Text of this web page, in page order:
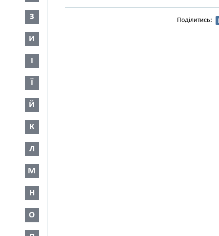
З
И
І
Ї
Й
К
Л
М
Н
О
Поділитись: